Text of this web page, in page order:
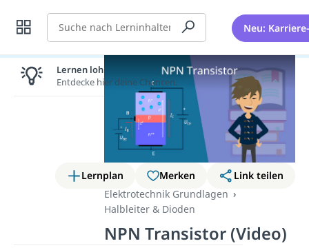
Suche Neu:
Lernplan Merken
Link teilen
Elektrotechnik Grundlagen
Halbleiter & Dioden
NPN Transistor (Video)
Lernen lohnt sich!
Entdecke hier deine Chancen.